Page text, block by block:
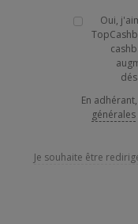
Oui,
En
générales
Je souhaite être